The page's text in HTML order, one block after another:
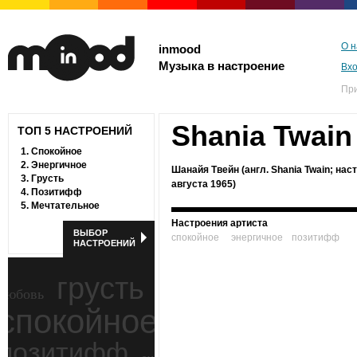
inmood
Музыка в настроение
О
ТОП 5 НАСТРОЕНИЙ
1. Спокойное
2. Энергичное
3. Грусть
4. Позитифф
5. Мечтательное
ВЫБОР
НАСТРОЕНИЙ
грусть
Shania Twain
Шанайя Твейн (англ. Shania Twain;
августа 1965)
Настроения артиста
спокойное
энергичное позитифф